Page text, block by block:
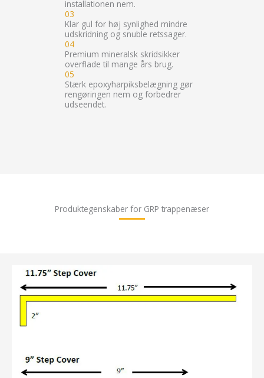
installationen nem.
03
Klar gul for høj synlighed mindre
udskridning og snuble retssager.
04
Premium mineralsk skridsikker
overflade til mange års brug.
05
Stærk epoxyharpiksbelægning gør
rengøringen nem og forbedrer
udseendet.
Produktegenskaber for GRP trappenæser